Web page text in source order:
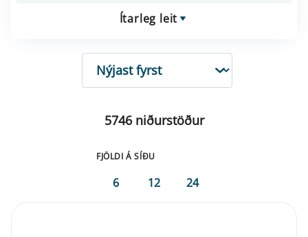
Ítarleg leit
RÖÐUN
5746 niðurstöður
FJÖLDI Á SÍÐU
6 12 24